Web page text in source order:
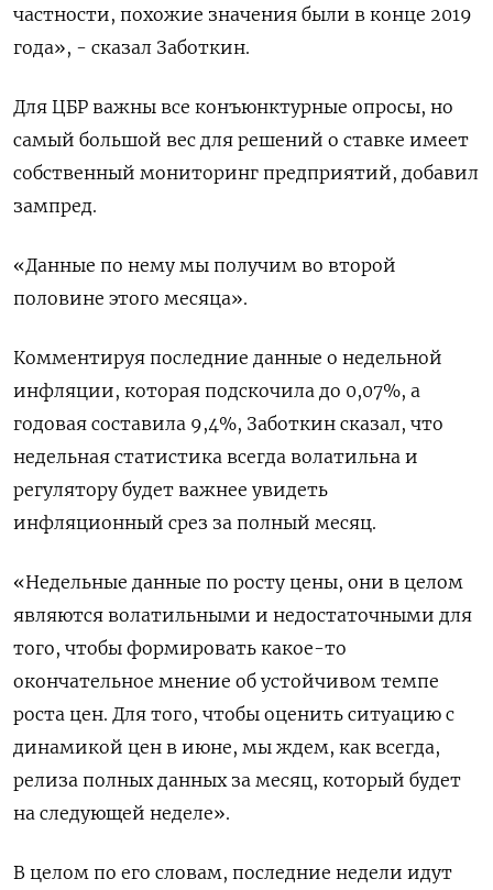
частности, похожие значения были в конце 2019
года», - сказал Заботкин.
Для ЦБР важны все конъюнктурные опросы, но
самый большой вес для решений о ставке имеет
собственный мониторинг предприятий, добавил
зампред.
«Данные по нему мы получим во второй
половине этого месяца».
Комментируя последние данные о недельной
инфляции, которая подскочила до 0,07%, а
годовая составила 9,4%, Заботкин сказал, что
недельная статистика всегда волатильна и
регулятору будет важнее увидеть
инфляционный срез за полный месяц.
«Недельные данные по росту цены, они в целом
являются волатильными и недостаточными для
того, чтобы формировать какое-то
окончательное мнение об устойчивом темпе
роста цен. Для того, чтобы оценить ситуацию с
динамикой цен в июне, мы ждем, как всегда,
релиза полных данных за месяц, который будет
на следующей неделе».
В целом по его словам, последние недели идут